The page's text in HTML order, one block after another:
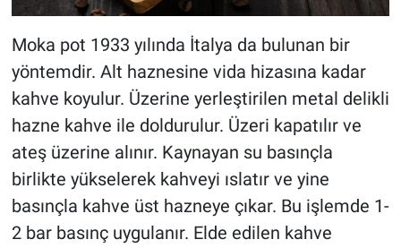
Moka pot 1933 yılında İtalya da bulunan bir
yöntemdir. Alt haznesine vida hizasına kadar
kahve koyulur. Üzerine yerleştirilen metal delikli
hazne kahve ile doldurulur. Üzeri kapatılır ve
ateş üzerine alınır. Kaynayan su basınçla
birlikte yükselerek kahveyi ıslatır ve yine
basınçla kahve üst hazneye çıkar. Bu işlemde 1-
2 bar basınç uygulanır. Elde edilen kahve